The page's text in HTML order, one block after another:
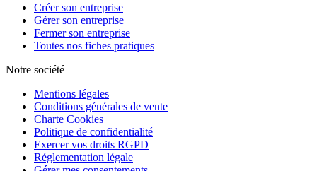
Créer son entreprise
Gérer son entreprise
Fermer son entreprise
Toutes nos fiches pratiques
Notre société
Mentions légales
Conditions générales de vente
Charte Cookies
Politique de confidentialité
Exercer vos droits RGPD
Réglementation légale